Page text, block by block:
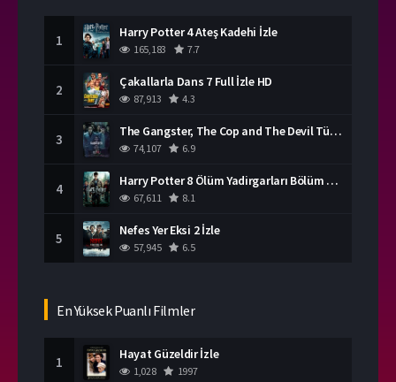
1 Harry Potter 4 Ateş Kadehi İzle
165,183 7.7
2 Çakallarla Dans 7 Full İzle HD
87,913 4.3
3 The Gangster, The Cop and The Devil Türkçe Dublaj İzle
74,107 6.9
4 Harry Potter 8 Ölüm Yadirgarları Bölüm 2 İzle
67,611 8.1
5 Nefes Yer Eksi 2 İzle
57,945 6.5
En Yüksek Puanlı Filmler
1 Hayat Güzeldir İzle
1,028 1997